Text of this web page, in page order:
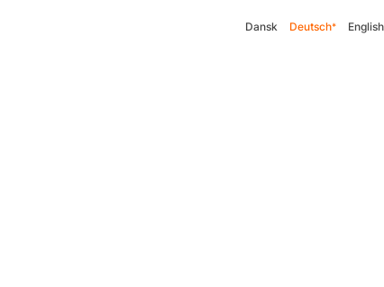
Dansk Deutsch*